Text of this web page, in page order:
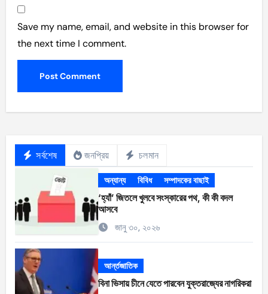
Save my name, email, and website in this browser for
the next time I comment.
সর্বশেষ জনপ্রিয় চলমান
অন্যান্য বিবিধ সম্পাদকের বাছাই
‘হ্যাঁ’ জিতলে খুলবে সংস্কারের পথ, কী কী বদল
আসবে
জানু ৩০, ২০২৬
আর্ন্তজাতিক
বিনা ভিসায় চীনে যেতে পারবেন যুক্তরাজ্যের নাগরিকরা